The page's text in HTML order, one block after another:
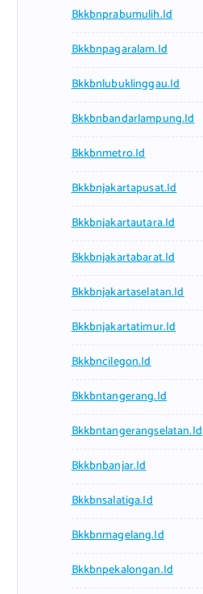
Bkkbnprabumulih.id
Bkkbnpagaralam.id
Bkkbnlubuklinggau.id
Bkkbnbandarlampung.id
Bkkbnmetro.id
Bkkbnjakartapusat.id
Bkkbnjakartautara.id
Bkkbnjakartabarat.id
Bkkbnjakartaselatan.id
Bkkbnjakartatimur.id
Bkkbncilegon.id
Bkkbntangerang.id
Bkkbntangerangselatan.id
Bkkbnbanjar.id
Bkkbnsalatiga.id
Bkkbnmagelang.id
Bkkbnpekalongan.id